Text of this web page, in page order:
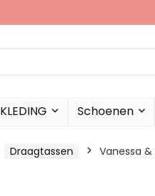
KLEDING Schoenen
Draagtassen Vanessa